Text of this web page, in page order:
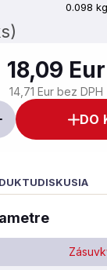
0.098 kg
18,09 Eur
14,71 Eur bez DPH
DO
DISKUSIA